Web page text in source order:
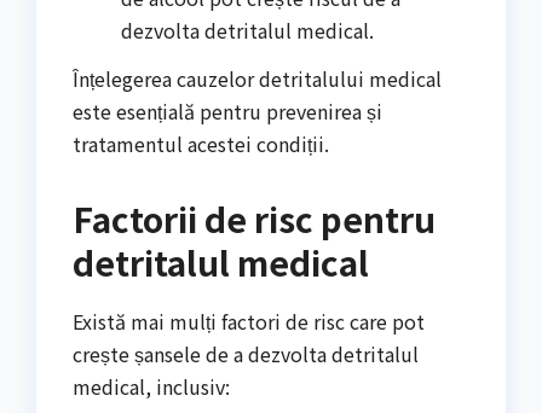
dezvolta detritalul medical.
Înțelegerea cauzelor detritalului medical
este esențială pentru prevenirea și
tratamentul acestei condiții.
Factorii de risc pentru
detritalul medical
Există mai mulți factori de risc care pot
crește șansele de a dezvolta detritalul
medical, inclusiv: